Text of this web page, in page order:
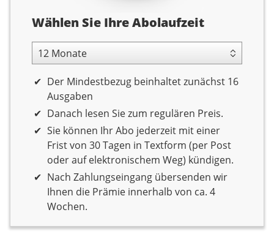
Abolaufzeit
Wählen Sie Ihre Abolaufzeit
12 Monate Laufzeit
Der Mindestbezug beinhaltet zunächst 16
Ausgaben
Danach lesen Sie zum regulären Preis.
Sie können Ihr Abo jederzeit mit einer
Frist von 30 Tagen in Textform (per Post
oder auf elektronischem Weg) kündigen.
Nach Zahlungseingang übersenden wir
Ihnen die Prämie innerhalb von ca. 4
Wochen.